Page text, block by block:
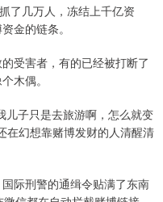
了几万人，冻结上千亿资
金的链条。
受害者，有的已经被打断了
木偶。
儿子只是去旅游啊，怎么就变
在幻想靠赌博发财的人清醒清
际刑警的通缉令贴满了东南